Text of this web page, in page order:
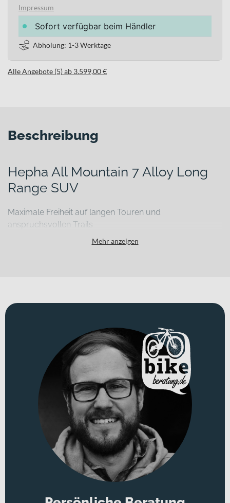
Impressum
Sofort verfügbar beim Händler
Abholung: 1-3 Werktage
Alle Angebote (5) ab 3.599,00 €
Beschreibung
Hepha All Mountain 7 Alloy Long
Range SUV
Maximale Freiheit auf langen Touren und
anspruchsvollen Trails
Wenn Deine Ausfahrten längst nicht mehr am Ortsrand enden und
für alle, die ein vielseitiges E-Trekkingbike mit klarer All-Mountain-
Für welche Einsätze eignet sich dieses Bike?
Dieses E-Bike fühlt sich auf langen Trekking-Touren ebenso zuhause
wie auf anspruchsvollen Wald- und Bergtrails. Dank 29 Zoll
Laufrädern profitierst Du von einem harmonischen
Überrollverhalten und stabiler Spurtreue – ideal für
abwechslungsreiche Strecken mit Schotter, Wurzeln und
befestigten Wegen. Der robuste Rahmen aus Aluminium verbindet
Stabilität mit einem direkten Fahrgefühl und macht das Bike zum
zuverlässigen Partner für sportlich orientierte Fahrerinnen und
Fahrer mit Offroad-Anspruch. In der Farbvariante „dark olive“
unterstreicht es seinen kraftvollen, naturverbundenen Charakter.
Die Rahmenform High Step sorgt dabei für eine sportlich-straffe
Geometrie und ein präzises Handling im Gelände.
Mehr anzeigen